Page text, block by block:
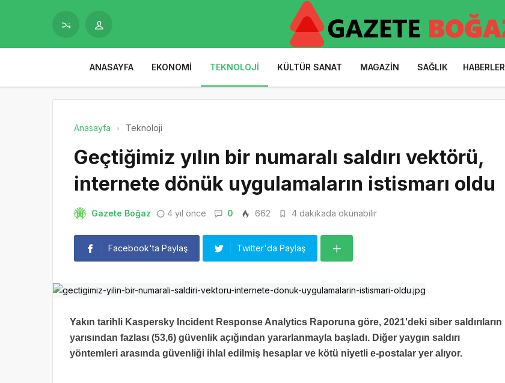
ANASAYFA EKONOMI TEKNOLOJI KÜLTÜR SANAT MAGAZIN SAĞLIK HABERLER
Anasayfa Teknoloji
Geçtiğimiz yılın bir numaralı saldırı vektörü,
internete dönük uygulamaların istismarı oldu
Gazete Boğaz 4 yıl önce 0 662 4 dakikada okunabilir
Facebook'ta Paylaş Twitter'da Paylaş
Yakın tarihli Kaspersky Incident Response Analytics Raporuna göre, 2021'deki siber saldırıların
yarısından fazlası (53,6) güvenlik açığından yararlanmayla başladı. Diğer yaygın saldırı
yöntemleri arasında güvenliği ihlal edilmiş hesaplar ve kötü niyetli e-postalar yer alıyor.